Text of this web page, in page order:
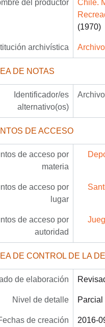
del productor
Chile.
(1970)
archivística
DE NOTAS
Identificador/es
alternativo(os)
DE ACCESO
de acceso por
materia
de acceso por
lugar
de acceso por
autoridad
DE CONTROL DE LA
de elaboración
Nivel de detalle Parcial
de creación
2016-